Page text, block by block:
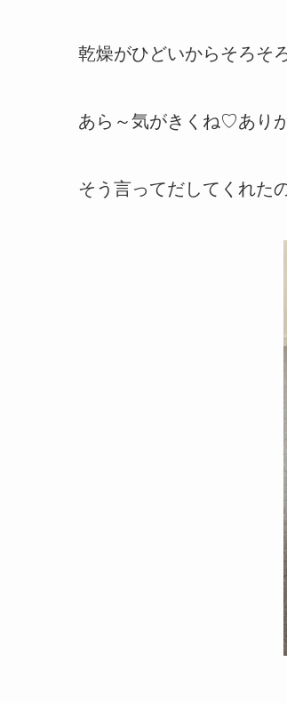
乾燥がひどいからそろそ
あら～気がきくね♡あり
そう言ってだしてくれた